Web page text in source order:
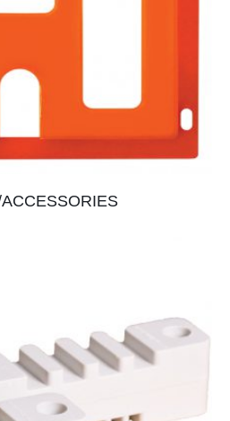
ACCESSORIES/تجهیزات